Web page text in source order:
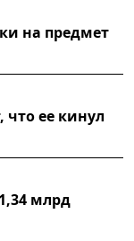
на предмет
что ее кинул
млрд